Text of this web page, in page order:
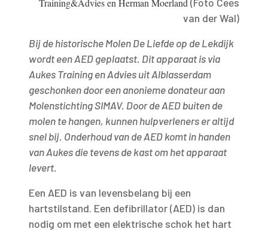
Training&Advies en Herman Moerland
van der Wal)
Bij de historische Molen De Liefde op de Lekdijk
wordt een AED geplaatst. Dit apparaat is via
Aukes Training en Advies uit Alblasserdam
geschonken door een anonieme donateur aan
Molenstichting SIMAV. Door de AED buiten de
molen te hangen, kunnen hulpverleners er altijd
snel bij. Onderhoud van de AED komt in handen
van Aukes die tevens de kast om het apparaat
levert.
Een AED is van levensbelang bij een
hartstilstand. Een defibrillator (AED) is dan
nodig om met een elektrische schok het hart